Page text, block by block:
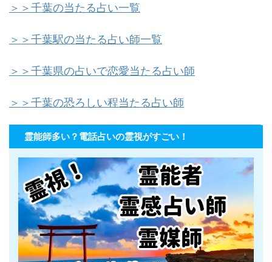
＞＞千葉の当たる占い一覧
＞＞千葉駅の当たる占い師一覧
＞＞千葉県の占いで恋愛当たる占い師
＞＞千葉の恐ろしい程当たる占い師
霊能師多い？電話占いの霊視がすごい！